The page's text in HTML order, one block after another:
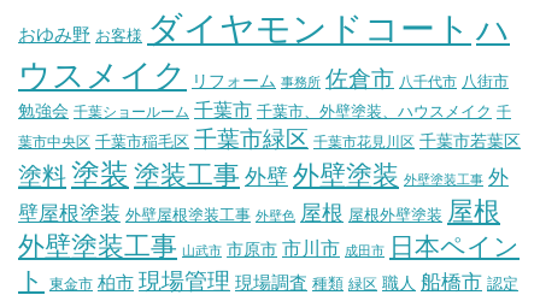
おゆみ野 お客様 ダイヤモンドコート ハ
ウスメイク
リフォーム 事務所 佐倉市 八千代市 八街市
勉強会 千葉ショールーム 千葉市 千葉市、外壁塗装、ハウスメイク 千
葉市中央区 千葉市稲毛区 千葉市緑区 千葉市花見川区 千葉市若葉区
塗料塗装 塗装工事 外壁 外壁塗装 外壁塗装工事 外
壁屋根塗装 外壁屋根塗装工事 外壁色 屋根 屋根外壁塗装 屋根
外壁塗装工事 山武市 市原市 市川市 成田市
日本ペイン
ト
東金市 柏市 現場管理 現場調査 種類 緑区 職人 船橋市 認定